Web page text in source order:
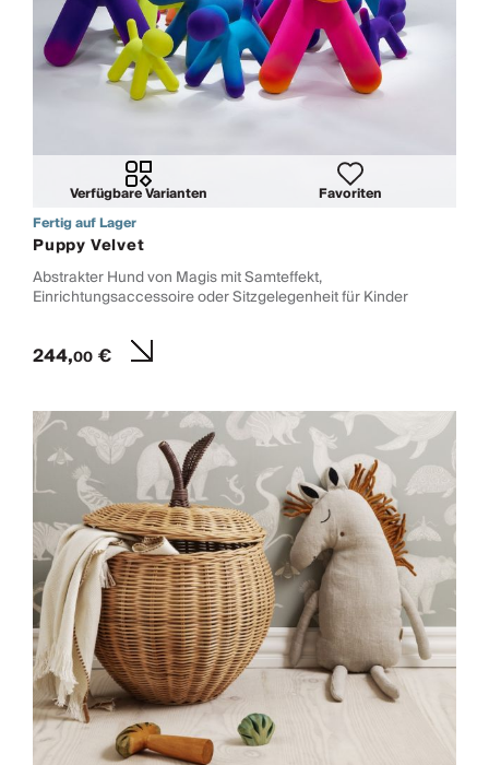
Verfügbare Varianten
Favoriten
Fertig auf Lager
Puppy Velvet
Abstrakter Hund von Magis mit Samteffekt,
Einrichtungsaccessoire oder Sitzgelegenheit für Kinder
244,00€